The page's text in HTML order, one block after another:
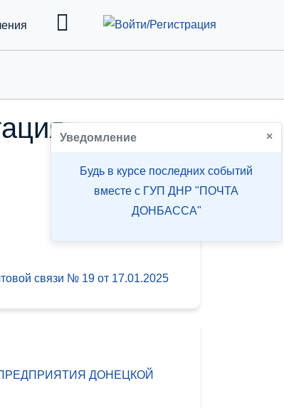
связи № 19 от 17.01.2025
ДОНЕЦКОЙ
Уведомление ×
Будь в курсе последних событий
вместе с ГУП ДНР "ПОЧТА
ДОНБАССА"